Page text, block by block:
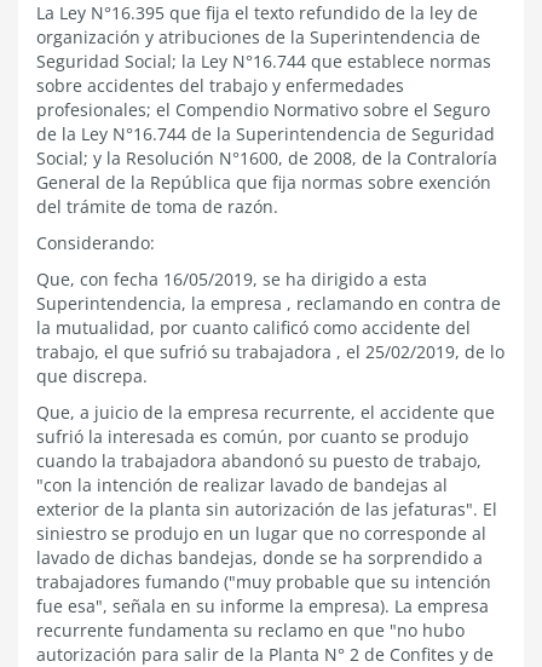
La Ley N°16.395 que fija el texto refundido de la ley de
organización y atribuciones de la Superintendencia de
Seguridad Social; la Ley N°16.744 que establece normas
sobre accidentes del trabajo y enfermedades
profesionales; el Compendio Normativo sobre el Seguro
de la Ley N°16.744 de la Superintendencia de Seguridad
Social; y la Resolución N°1600, de 2008, de la Contraloría
General de la República que fija normas sobre exención
del trámite de toma de razón.
Considerando:
Que, con fecha 16/05/2019, se ha dirigido a esta
Superintendencia, la empresa , reclamando en contra de
la mutualidad, por cuanto calificó como accidente del
trabajo, el que sufrió su trabajadora , el 25/02/2019, de lo
que discrepa.
Que, a juicio de la empresa recurrente, el accidente que
sufrió la interesada es común, por cuanto se produjo
cuando la trabajadora abandonó su puesto de trabajo,
"con la intención de realizar lavado de bandejas al
exterior de la planta sin autorización de las jefaturas". El
siniestro se produjo en un lugar que no corresponde al
lavado de dichas bandejas, donde se ha sorprendido a
trabajadores fumando ("muy probable que su intención
fue esa", señala en su informe la empresa). La empresa
recurrente fundamenta su reclamo en que "no hubo
autorización para salir de la Planta N° 2 de Confites y de